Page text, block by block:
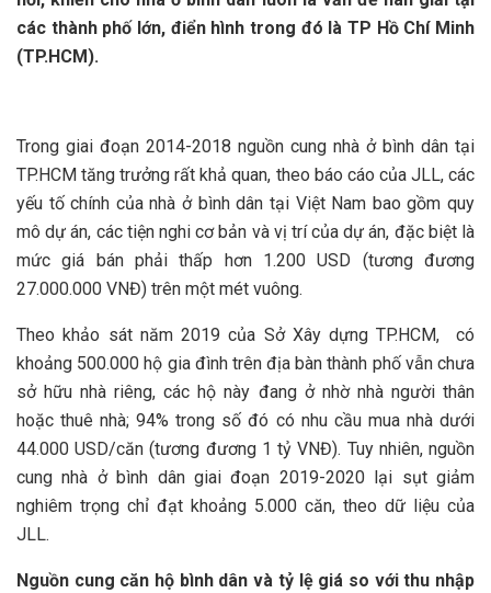
các thành phố lớn, điển hình trong đó là TP Hồ Chí Minh
(TP.HCM).
Trong giai đoạn 2014-2018 nguồn cung nhà ở bình dân tại
TP.HCM tăng trưởng rất khả quan, theo báo cáo của JLL, các
yếu tố chính của nhà ở bình dân tại Việt Nam bao gồm quy
mô dự án, các tiện nghi cơ bản và vị trí của dự án, đặc biệt là
mức giá bán phải thấp hơn 1.200 USD (tương đương
27.000.000 VNĐ) trên một mét vuông.
Theo khảo sát năm 2019 của Sở Xây dựng TP.HCM, có
khoảng 500.000 hộ gia đình trên địa bàn thành phố vẫn chưa
sở hữu nhà riêng, các hộ này đang ở nhờ nhà người thân
hoặc thuê nhà; 94% trong số đó có nhu cầu mua nhà dưới
44.000 USD/căn (tương đương 1 tỷ VNĐ). Tuy nhiên, nguồn
cung nhà ở bình dân giai đoạn 2019-2020 lại sụt giảm
nghiêm trọng chỉ đạt khoảng 5.000 căn, theo dữ liệu của
JLL.
Nguồn cung căn hộ bình dân và tỷ lệ giá so với thu nhập